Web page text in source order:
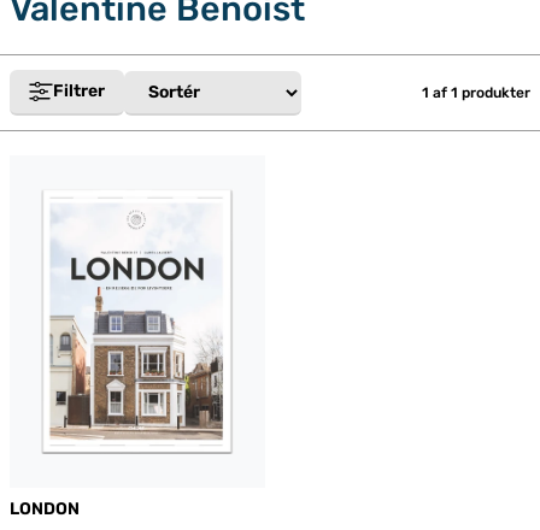
Valentine Benoist
Filtrer 1 af 1 produkter
LONDON